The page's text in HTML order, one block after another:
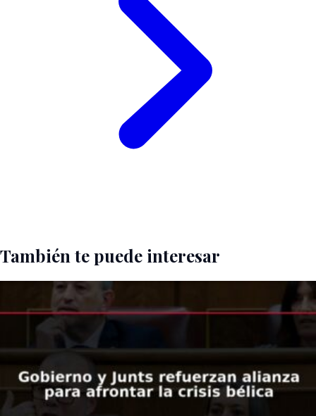
También te puede interesar